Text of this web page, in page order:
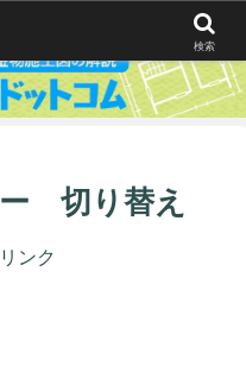
切り替え
ンク
検索